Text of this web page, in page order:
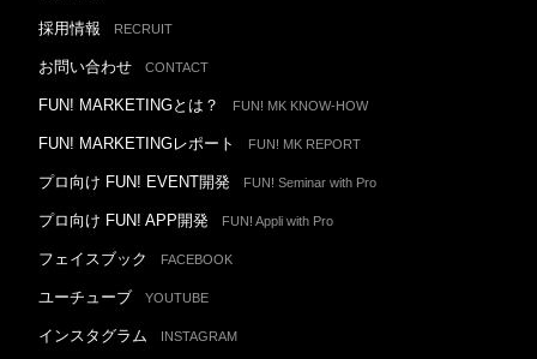
採用情報 RECRUIT
お問い合わせ CONTACT
FUN! MARKETINGとは？ FUN! MK KNOW-HOW
FUN! MARKETINGレポート FUN! MK REPORT
プロ向け FUN! EVENT開発 FUN! Seminar with Pro
プロ向け FUN! APP開発 FUN! Appli with Pro
フェイスブック FACEBOOK
ユーチューブ YOUTUBE
インスタグラム INSTAGRAM